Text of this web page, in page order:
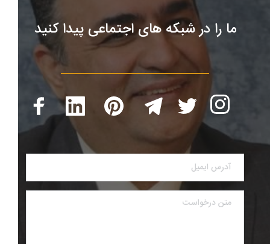
ما را در شبکه های اجتماعی پیدا کنید